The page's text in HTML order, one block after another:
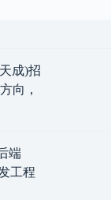
成)招
向，
端
工程